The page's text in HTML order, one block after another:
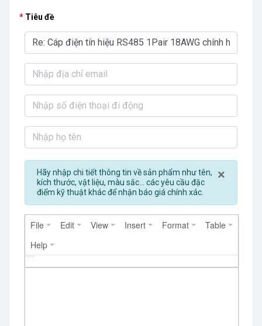
Tiêu đề
×
Hãy nhập chi tiết thông tin về sản phẩm như tên,
kích thước, vật liệu, màu sắc... các yêu cầu đặc
điểm kỹ thuật khác để nhận báo giá chính xác.
File Edit View Insert Format
Table
Help